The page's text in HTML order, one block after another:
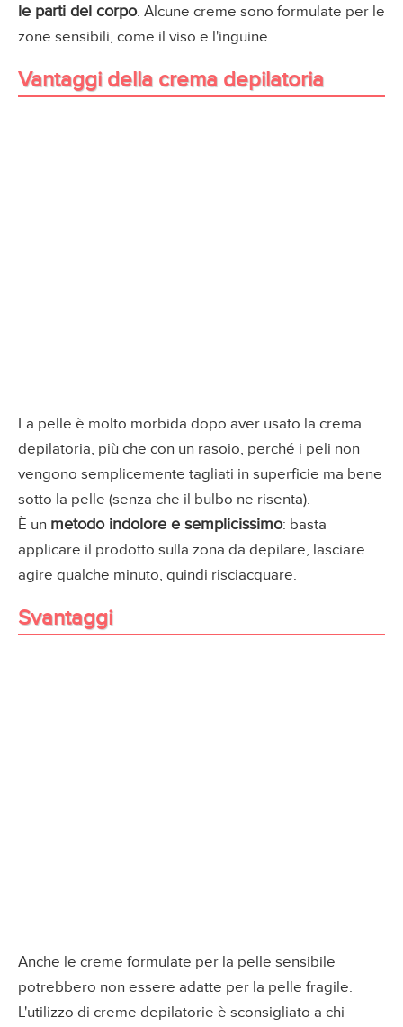
le parti del corpo. Alcune creme sono formulate per le
zone sensibili, come il viso e l'inguine.
Vantaggi della crema depilatoria
La pelle è molto morbida dopo aver usato la crema
depilatoria, più che con un rasoio, perché i peli non
vengono semplicemente tagliati in superficie ma bene
sotto la pelle (senza che il bulbo ne risenta).
È un metodo indolore e semplicissimo: basta
applicare il prodotto sulla zona da depilare, lasciare
agire qualche minuto, quindi risciacquare.
Svantaggi
Anche le creme formulate per la pelle sensibile
potrebbero non essere adatte per la pelle fragile.
L'utilizzo di creme depilatorie è sconsigliato a chi